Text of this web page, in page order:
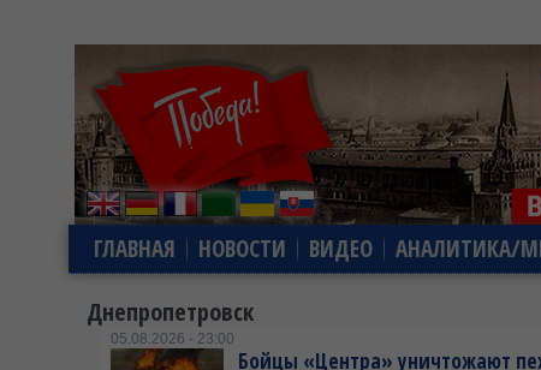
ГЛАВНАЯ НОВОСТИ ВИДЕО АНАЛИТИКА/
Днепропетровск
05.08.2026 - 23:00
Бойцы «Центра» уничтожают